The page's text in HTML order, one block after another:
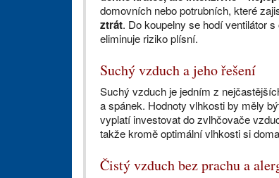
domovních nebo potrubních, které
ztrát. Do koupelny se hodí ventilátor
eliminuje riziko plísní.
Suchý vzduch a jeho řešení
Suchý vzduch je jedním z
a spánek. Hodnoty vlhkosti by měly
vyplatí investovat do zvlhčovače
takže kromě optimální vlhkosti si
Čistý vzduch bez prachu a